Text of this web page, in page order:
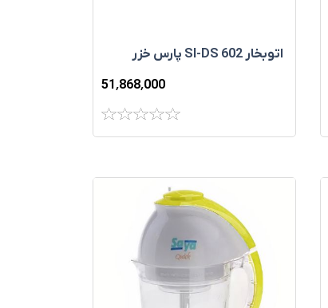
اتوبخار SI-DS 602 پارس خزر
51٬868٬000